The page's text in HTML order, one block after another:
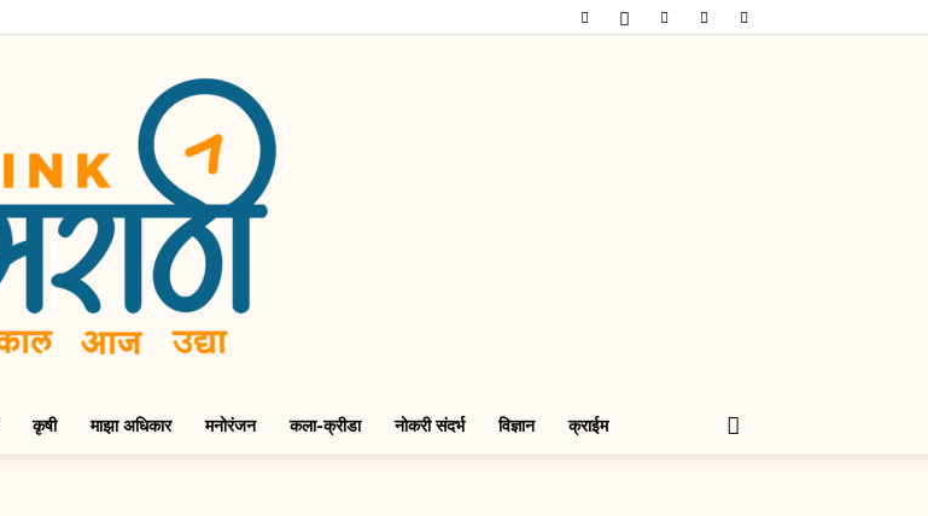
कृषी माझा अधिकार मनोरंजन कला-क्रीडा नोकरी संदर्भ विज्ञान क्राईम